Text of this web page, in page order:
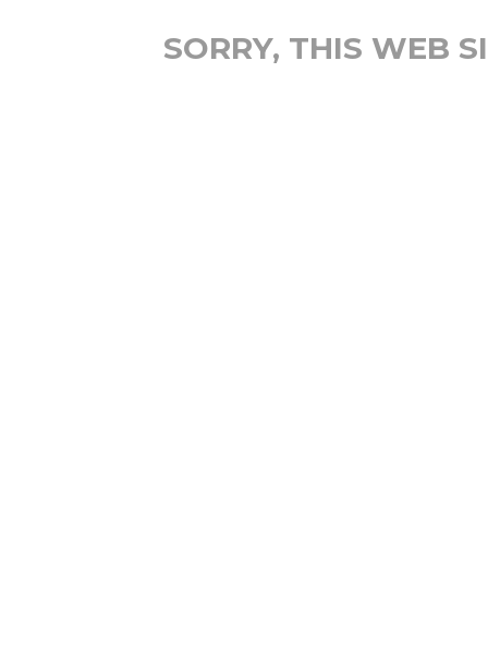
SORRY, THIS WEB